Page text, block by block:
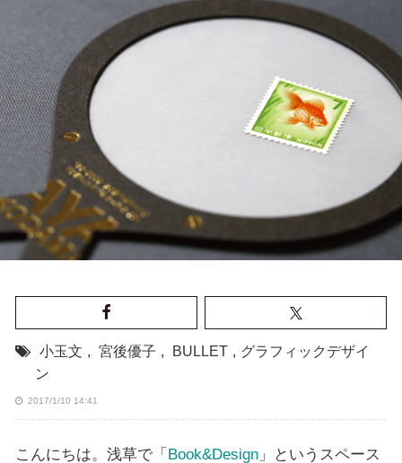
小玉文 , 宮後優子 , BULLET , グラフィックデザイ
ン
2017/1/10 14:41
こんにちは。浅草で「Book&Design」というスペース